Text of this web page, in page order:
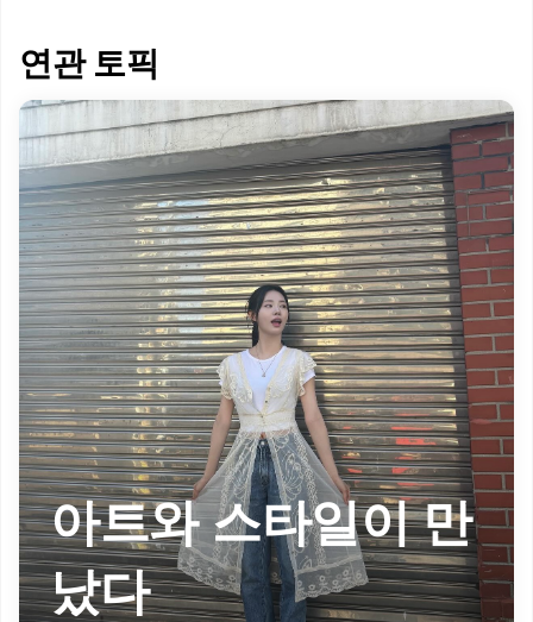
연관 토픽
아트와 스타일이 만
났다